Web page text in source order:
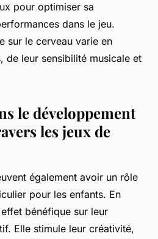
pour optimiser sa
dans le jeu.
sur le cerveau varie en
de leur sensibilité musicale et
le développement
les jeux de
également avoir un rôle
pour les enfants. En
bénéfique sur leur
Elle stimule leur créativité,